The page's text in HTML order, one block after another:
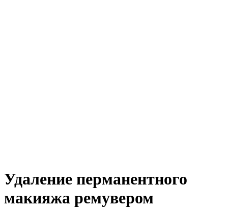
Удаление перманентного
макияжа ремувером